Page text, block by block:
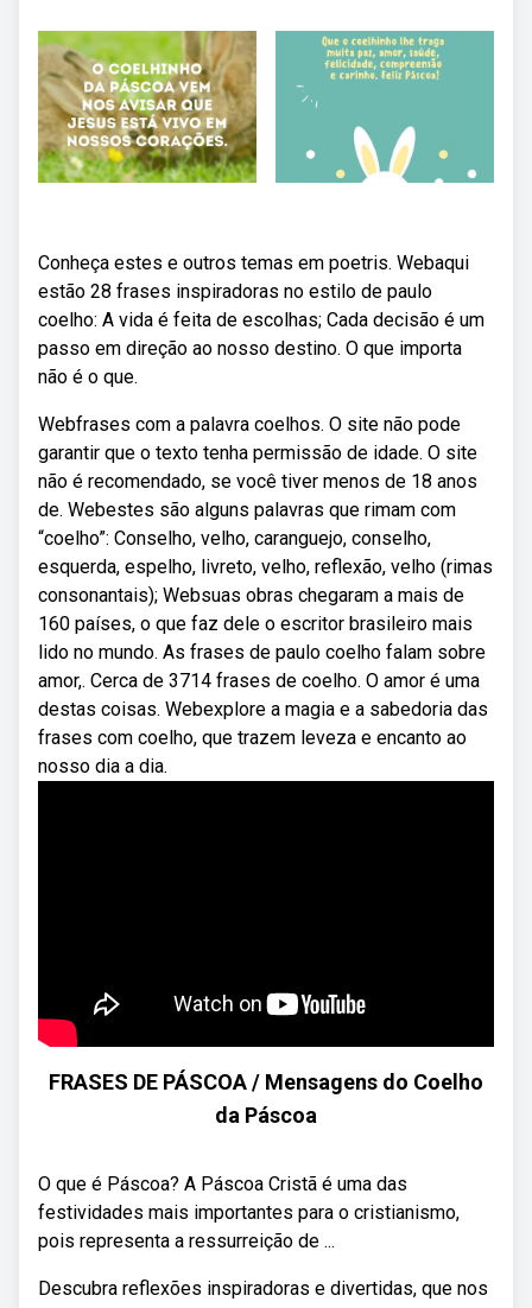
Conheça estes e outros temas em poetris. Webaqui
estão 28 frases inspiradoras no estilo de paulo
coelho: A vida é feita de escolhas; Cada decisão é um
passo em direção ao nosso destino. O que importa
não é o que.
Webfrases com a palavra coelhos. O site não pode
garantir que o texto tenha permissão de idade. O site
não é recomendado, se você tiver menos de 18 anos
de. Webestes são alguns palavras que rimam com
“coelho”: Conselho, velho, caranguejo, conselho,
esquerda, espelho, livreto, velho, reflexão, velho (rimas
consonantais); Websuas obras chegaram a mais de
160 países, o que faz dele o escritor brasileiro mais
lido no mundo. As frases de paulo coelho falam sobre
amor,. Cerca de 3714 frases de coelho. O amor é uma
destas coisas. Webexplore a magia e a sabedoria das
frases com coelho, que trazem leveza e encanto ao
nosso dia a dia.
FRASES DE PÁSCOA / Mensagens do Coelho
da Páscoa
O que é Páscoa? A Páscoa Cristã é uma das
festividades mais importantes para o cristianismo,
pois representa a ressurreição de ...
Descubra reflexões inspiradoras e divertidas, que nos